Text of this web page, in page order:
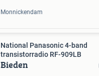
Monnickendam
National Panasonic 4-band
transistorradio RF-909LB
Bieden